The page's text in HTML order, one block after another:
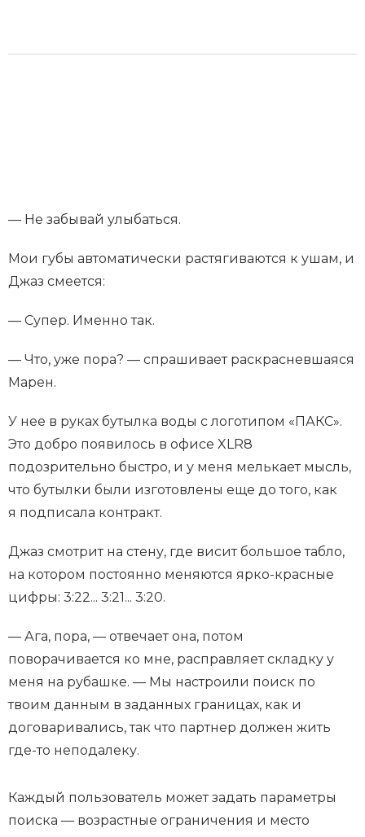
— Не забывай улыбаться.
Мои губы автоматически растягиваются к ушам, и
Джаз смеется:
— Супер. Именно так.
— Что, уже пора? — спрашивает раскрасневшаяся
Марен.
У нее в руках бутылка воды с логотипом «ПАКС».
Это добро появилось в офисе XLR8
подозрительно быстро, и у меня мелькает мысль,
что бутылки были изготовлены еще до того, как
я подписала контракт.
Джаз смотрит на стену, где висит большое табло,
на котором постоянно меняются ярко-красные
цифры: 3:22... 3:21... 3:20.
— Ага, пора, — отвечает она, потом
поворачивается ко мне, расправляет складку у
меня на рубашке. — Мы настроили поиск по
твоим данным в заданных границах, как и
договаривались, так что партнер должен жить
где-то неподалеку.
Каждый пользователь может задать параметры
поиска — возрастные ограничения и место